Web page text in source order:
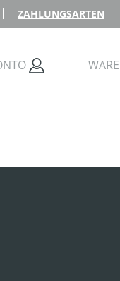
ZAHLUNGSARTEN